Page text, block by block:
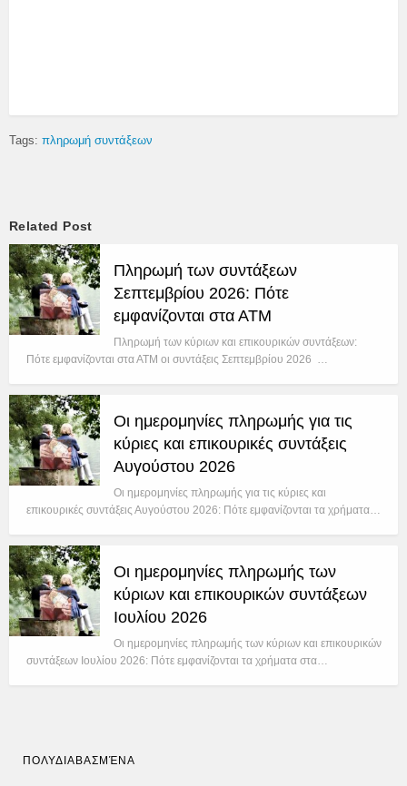
Tags: πληρωμή συντάξεων
Related Post
Πληρωμή των συντάξεων
Σεπτεμβρίου 2026: Πότε
εμφανίζονται στα ΑΤΜ
Πληρωμή των κύριων και επικουρικών συντάξεων:
Πότε εμφανίζονται στα ΑΤΜ οι συντάξεις Σεπτεμβρίου 2026 …
Οι ημερομηνίες πληρωμής για τις
κύριες και επικουρικές συντάξεις
Αυγούστου 2026
Οι ημερομηνίες πληρωμής για τις κύριες και
επικουρικές συντάξεις Αυγούστου 2026: Πότε εμφανίζονται τα χρήματα…
Οι ημερομηνίες πληρωμής των
κύριων και επικουρικών συντάξεων
Ιουλίου 2026
Οι ημερομηνίες πληρωμής των κύριων και επικουρικών
συντάξεων Ιουλίου 2026: Πότε εμφανίζονται τα χρήματα στα…
ΠΟΛΥΔΙΑΒΑΣΜΈΝΑ